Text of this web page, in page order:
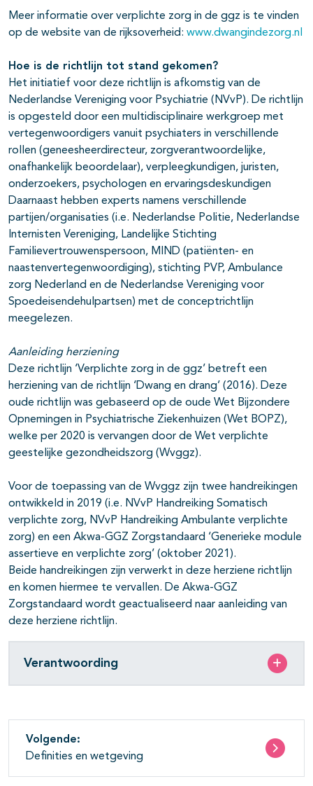
Meer informatie over verplichte zorg in de ggz is te vinden
op de website van de rijksoverheid: www.dwangindezorg.nl
Hoe is de richtlijn tot stand gekomen?
Het initiatief voor deze richtlijn is afkomstig van de
Nederlandse Vereniging voor Psychiatrie (NVvP). De richtlijn
is opgesteld door een multidisciplinaire werkgroep met
vertegenwoordigers vanuit psychiaters in verschillende
rollen (geneesheerdirecteur, zorgverantwoordelijke,
onafhankelijk beoordelaar), verpleegkundigen, juristen,
onderzoekers, psychologen en ervaringsdeskundigen
Daarnaast hebben experts namens verschillende
partijen/organisaties (i.e. Nederlandse Politie, Nederlandse
Internisten Vereniging, Landelijke Stichting
Familievertrouwenspersoon, MIND (patiënten- en
naastenvertegenwoordiging), stichting PVP, Ambulance
zorg Nederland en de Nederlandse Vereniging voor
Spoedeisendehulpartsen) met de conceptrichtlijn
meegelezen.
Aanleiding herziening
Deze richtlijn ‘Verplichte zorg in de ggz’ betreft een
herziening van de richtlijn ‘Dwang en drang’ (2016). Deze
oude richtlijn was gebaseerd op de oude Wet Bijzondere
Opnemingen in Psychiatrische Ziekenhuizen (Wet BOPZ),
welke per 2020 is vervangen door de Wet verplichte
geestelijke gezondheidszorg (Wvggz).
Voor de toepassing van de Wvggz zijn twee handreikingen
ontwikkeld in 2019 (i.e. NVvP Handreiking Somatisch
verplichte zorg, NVvP Handreiking Ambulante verplichte
zorg) en een Akwa-GGZ Zorgstandaard ‘Generieke module
assertieve en verplichte zorg’ (oktober 2021).
Beide handreikingen zijn verwerkt in deze herziene richtlijn
en komen hiermee te vervallen. De Akwa-GGZ
Zorgstandaard wordt geactualiseerd naar aanleiding van
deze herziene richtlijn.
Verantwoording
Volgende:
Definities en wetgeving